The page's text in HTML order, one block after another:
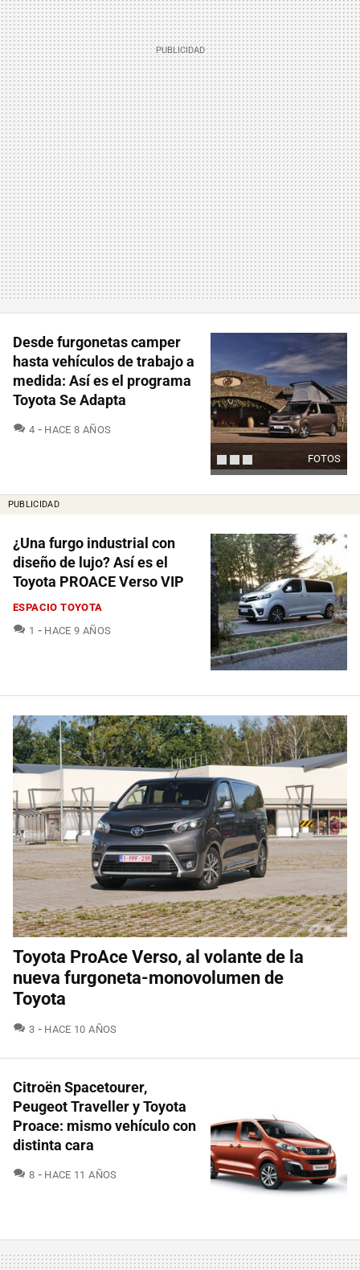
FOTOS
Desde furgonetas camper
hasta vehículos de trabajo a
medida: Así es el programa
Toyota Se Adapta
4 COMENTARIOS
HACE 8 AÑOS
PUBLICIDAD
¿Una furgo industrial con
diseño de lujo? Así es el
Toyota PROACE Verso VIP
ESPACIO TOYOTA
1 COMENTARIOS
HACE 9 AÑOS
Toyota ProAce Verso, al volante de la
nueva furgoneta-monovolumen de
Toyota
3 COMENTARIOS
HACE 10 AÑOS
Citroën Spacetourer,
Peugeot Traveller y Toyota
Proace: mismo vehículo con
distinta cara
8 COMENTARIOS
HACE 11 AÑOS